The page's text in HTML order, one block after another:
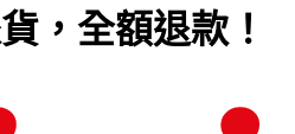
，全額退款！